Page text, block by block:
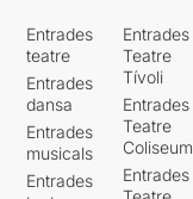
Entrades
teatre
Entrades
dansa
Entrades
musicals
Entrades
Entrades
Teatre
Tívoli
Entrades
Teatre
Coliseum
Entrades